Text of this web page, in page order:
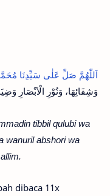
اَللّٰهُمَّ صَلِّ عَلٰى سَيِّدِنَا
وَشِفَائِهَا، وَنُوْرِ الْاَبْصَارِ
tibbil qulubi wa
wanuril abshori wa
dibaca 11x